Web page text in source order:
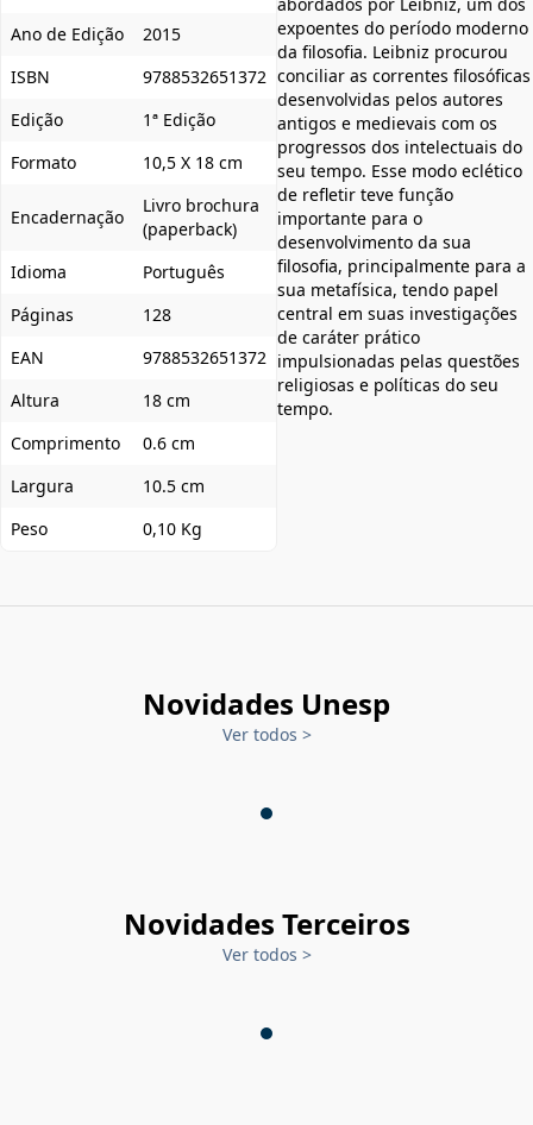
Ano de Edição
2015
ISBN
9788532651372
Edição
1ª Edição
Formato
10,5 X 18 cm
Encadernação
Livro brochura
(paperback)
Idioma
Português
Páginas
128
EAN
9788532651372
Altura
18 cm
Comprimento
0.6 cm
Largura
10.5 cm
Peso
0,10 Kg
expoentes do período moderno
da filosofia. Leibniz procurou
conciliar as correntes filosóficas
desenvolvidas pelos autores
antigos e medievais com os
progressos dos intelectuais do
seu tempo. Esse modo eclético
de refletir teve função
importante para o
desenvolvimento da sua
filosofia, principalmente para a
sua metafísica, tendo papel
central em suas investigações
de caráter prático
impulsionadas pelas questões
religiosas e políticas do seu
tempo.
Novidades Unesp
Ver todos >
Novidades Terceiros
Ver todos >